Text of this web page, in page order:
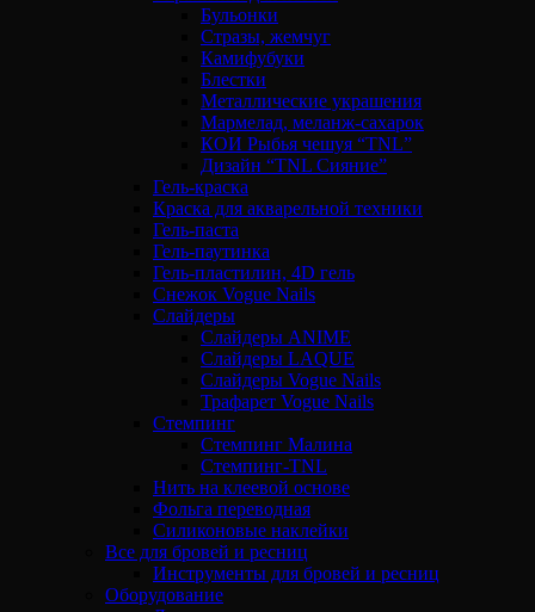
Бульонки
Стразы, жемчуг
Камифубуки
Блестки
Металлические украшения
Мармелад, меланж-сахарок
КОИ Рыбья чешуя “TNL”
Дизайн “TNL Сияние”
Гель-краска
Краска для акварельной техники
Гель-паста
Гель-паутинка
Гель-пластилин, 4D гель
Снежок Vogue Nails
Слайдеры
Слайдеры ANIME
Слайдеры LAQUE
Слайдеры Vogue Nails
Трафарет Vogue Nails
Стемпинг
Стемпинг Малина
Стемпинг-TNL
Нить на клеевой основе
Фольга переводная
Силиконовые наклейки
Все для бровей и ресниц
Инструменты для бровей и ресниц
Оборудование